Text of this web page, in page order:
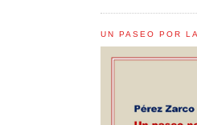
UN PASEO POR